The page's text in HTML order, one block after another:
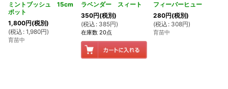
ミントブッシュ 15cm
ポット
1,800円(税別)
(税込 : 1,980円)
育苗中
ラベンダー スィート
350円(税別)
(税込 : 385円)
在庫数 20点
フィーバーヒュー
280円(税別)
(税込 : 308円)
育苗中